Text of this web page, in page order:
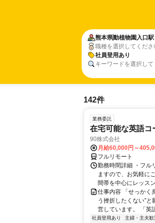
熊本県動植物園入口駅
職種を選択してくださ
社員登用あり
キーワードを選択し
142件
業務委託
在宅可能な英語コ
90株式会社
月給60,000円～
フルリモート
勤務時間詳細 ・フル
ますので、お気軽に
間帯を中心にレッス
仕事内容 「せっかく
う挫折したくない”
営しています。 「英
社員登用あり 主婦・主夫歓